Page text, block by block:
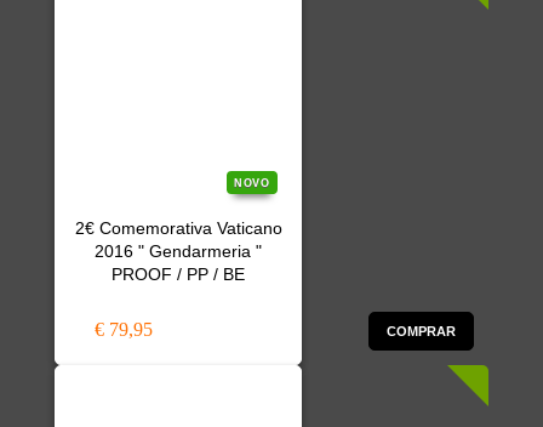
NOVO
2€ Comemorativa Vaticano
2016 " Gendarmeria "
PROOF / PP / BE
€ 79,95 COMPRAR